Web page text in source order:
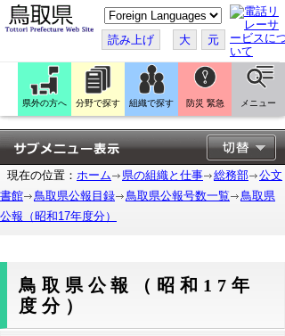
こ
の
ペ
ー
ジ
翻
訳
す
る
読み上げ 大 元
県外の方へ 分野で探す 組織で探す 防災 緊急 メニュー
現在の位置： ホーム 県の組織と仕事 総務部
公文
書館
鳥取県公報目録 鳥取県公報号数一覧
鳥取県
公報（昭和17年度分）
鳥取県公報（昭和17年
度分）